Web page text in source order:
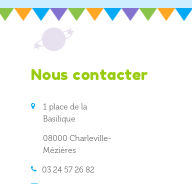
Nous contacter
1 place de la
Basilique
08000 Charleville-
Mézières
03 24 57 26 82